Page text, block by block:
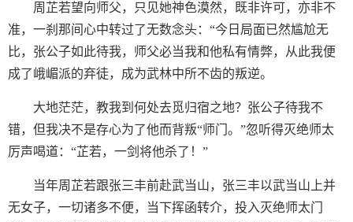
周芷若望向师父，只见她神色漠然，既非许可，亦非不
准，一刹那间心中转过了无数念头：“今日局面已然尴尬无
比，张公子如此待我，师父必当我和他私有情弊，从此我便
成了峨嵋派的弃徒，成为武林中所不齿的叛逆。
大地茫茫，教我到何处去觅归宿之地？张公子待我不
错，但我决不是存心为了他而背叛“师门。”忽听得灭绝师太
厉声喝道：“芷若，一剑将他杀了！”
当年周芷若跟张三丰前赴武当山，张三丰以武当山上并
无女子，一切诸多不便，当下挥函转介，投入灭绝师太门